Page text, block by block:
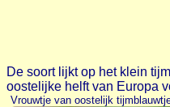
De soort lijkt op het klein
oostelijke helft van Europa
Vrouwtje van oostelijk